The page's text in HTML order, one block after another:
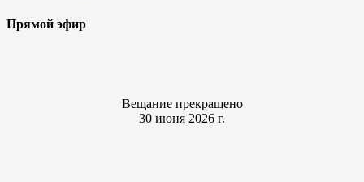
Прямой эфир
Вещание прекращено
30 июня 2026 г.